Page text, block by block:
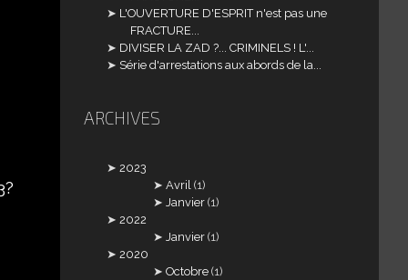
L'OUVERTURE D'ESPRIT n'est pas une
FRACTURE...
DIVISER LA ZAD ?... CRIMINELS ! L'...
Série d'arrestations aux abords de la...
ARCHIVES
2023
Avril (1)
Janvier (1)
2022
Janvier (1)
2020
Octobre (1)